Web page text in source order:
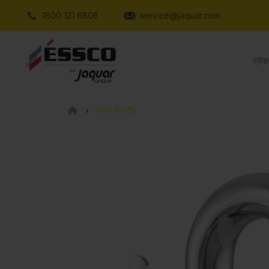
1800 121 6808 service@jaquar.com
स्वान नेक टैप